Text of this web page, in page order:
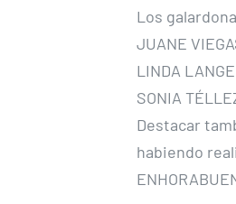
Los
JUANE
LINDA
SONIA
Destacar
habiendo